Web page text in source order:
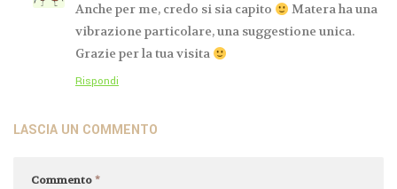
Anche per me, credo si sia capito
Matera ha una
vibrazione particolare, una suggestione unica.
Grazie per la tua visita
Rispondi
LASCIA UN COMMENTO
Commento*